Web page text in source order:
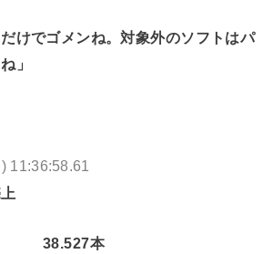
けでゴメンね。対象外のソフトはパ
」
11:36:58.61
38.527本